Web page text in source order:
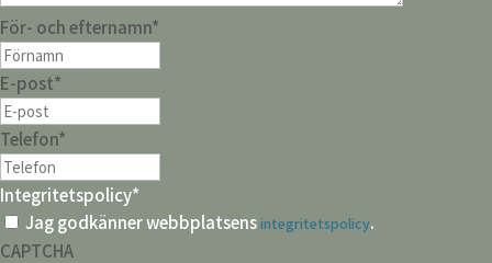
För- och efternamn*
E-post*
Telefon*
Integritetspolicy*
Jag godkänner webbplatsensintegritetspolicy.
CAPTCHA